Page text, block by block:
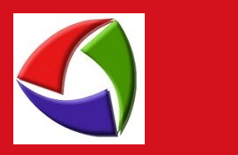
Saltar
contenido